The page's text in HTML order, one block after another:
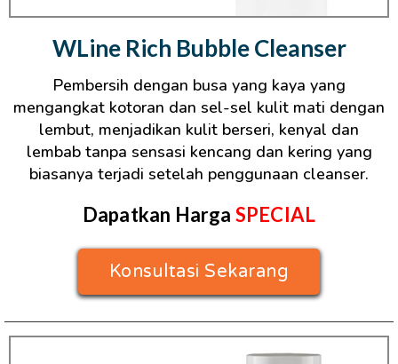
WLine Rich Bubble Cleanser
Pembersih dengan busa yang kaya yang
mengangkat kotoran dan sel-sel kulit mati dengan
lembut, menjadikan kulit berseri, kenyal dan
lembab tanpa sensasi kencang dan kering yang
biasanya terjadi setelah penggunaan cleanser.
Dapatkan Harga SPECIAL
Konsultasi Sekarang